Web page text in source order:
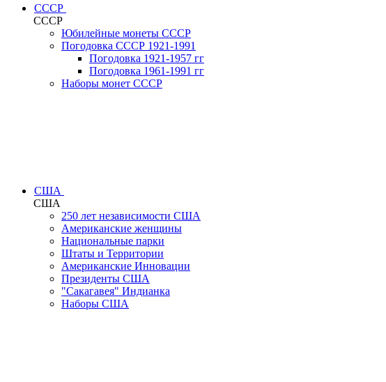
СССР
СССР
Юбилейные монеты СССР
Погодовка СССР 1921-1991
Погодовка 1921-1957 гг
Погодовка 1961-1991 гг
Наборы монет СССР
США
США
250 лет независимости США
Американские женщины
Национальные парки
Штаты и Территории
Американские Инновации
Президенты США
"Сакагавея" Индианка
Наборы США